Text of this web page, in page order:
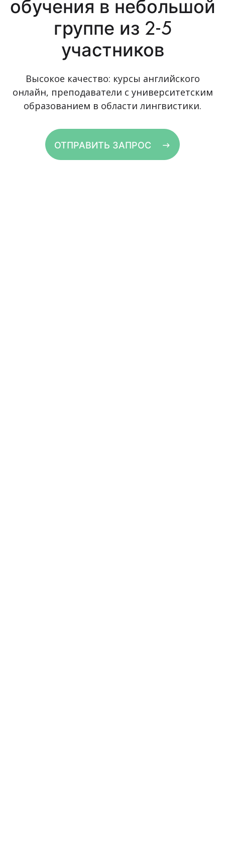
обучения в небольшой
группе из 2-5
участников
Высокое качество: курсы английского
онлайн, преподаватели с университетским
образованием в области лингвистики.
ОТПРАВИТЬ ЗАПРОС